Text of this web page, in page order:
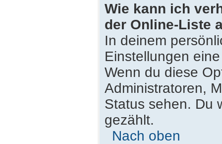
Wie kann ich
der Online-Liste
In deinem
Einstellungen
Wenn du diese
Administratoren,
Status sehen. Du
gezählt.
Nach oben